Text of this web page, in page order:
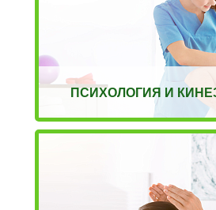
ПСИХОЛОГИЯ И